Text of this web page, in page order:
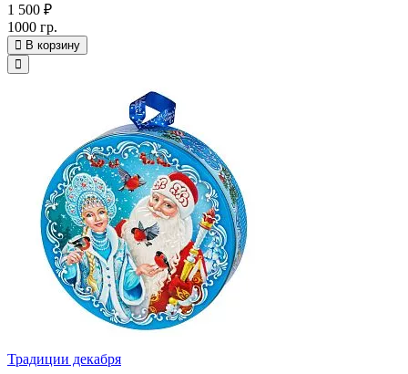
1 500 ₽
1000 гр.
В корзину
Традиции декабря